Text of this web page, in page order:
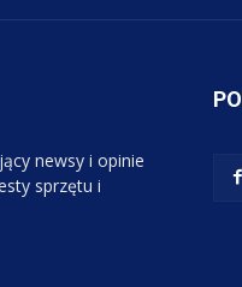
newsy i opinie
sprzętu i